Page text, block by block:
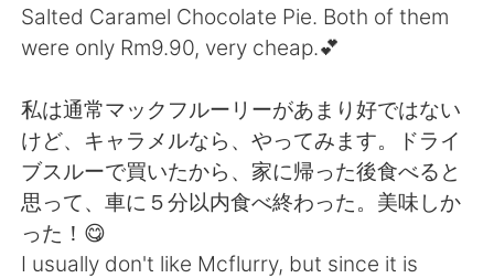
Indonesia Italiano
Português
Salted Caramel Chocolate Pie. Both of them
were only Rm9.90, very cheap.💕
私は通常マックフルーリーがあまり好ではない
けど、キャラメルなら、やってみます。ドライ
ブスルーで買いたから、家に帰った後食べると
思って、車に５分以内食べ終わった。美味しか
った！😋
I usually don't like Mcflurry, but since it is